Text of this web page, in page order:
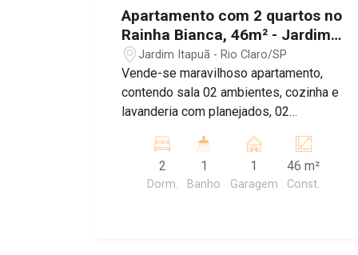
Apartamento com 2 quartos no
Rainha Bianca, 46m² - Jardim
Itapuã, Rio Claro/SP
Jardim Itapuã - Rio Claro/SP
Vende-se maravilhoso apartamento,
contendo sala 02 ambientes, cozinha e
lavanderia com planejados, 02
01 banheiro. 1 vaga de garagem coberta
2
Dorm.
1
Banho
1
Garagem
46 m²
Const.